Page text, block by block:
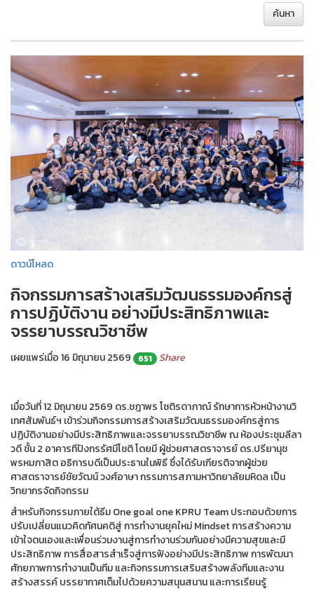
ค้นหา
ดาวน์โหลด
กิจกรรมการสร้างเสริมวัฒนธรรมองค์กรสู่
การปฏิบัติงาน อย่างมีประสิทธิภาพและ
จรรยาบรรณวิชาชีพ
เผยแพร่เมื่อ 16 มิถุนายน 2569 651 Share
เมื่อวันที่ 12 มิถุนายน 2569 ดร.ชฎาพร โชติรดาภาณ์ รักษาการหัวหน้างานวิ
เทศสัมพันธ์ฯ เข้าร่วมกิจกรรมการสร้างเสริมวัฒนธรรมองค์กรสู่การ
ปฏิบัติงานอย่างมีประสิทธิภาพและจรรยาบรรณวิชาชีพ ณ ห้องประชุมลีลา
วดี ชั้น 2 อาคารทีปังกรรัศมีโชติ โดยมี ผู้ช่วยศาสตราจารย์ ดร.ปรียานุช
พรหมภาสิต อธิการบดีเป็นประธานในพิธี ซึ่งได้รับเกียรติจากผู้ช่วย
ศาสตราจารย์ชัยวัฒน์ วงศ์อาษา กรรมการสภามหาวิทยาลัยมหิดล เป็น
วิทยากรจัดกิจกรรม
สำหรับกิจกรรมภายใต้ธีม One goal one KPRU Team ประกอบด้วยการ
ปรับเปลี่ยนแนวคิดทัศนคติสู่ การทำงานยุคใหม่ Mindset การสร้างความ
เข้าใจตนเองและเพื่อนร่วมงานสู่การทำงานร่วมกันอย่างมีความสุขและมี
ประสิทธิภาพ การสื่อสารสำเร็จสู่การฟังอย่างมีประสิทธิภาพ การพัฒนา
ศักยภาพการทำงานเป็นทีม และกิจกรรมการเสริมสร้างพลังทีมและงาน
สร้างสรรค์ บรรยากาศเต็มไปด้วยความสนุนสนาน และการเรียนรู้